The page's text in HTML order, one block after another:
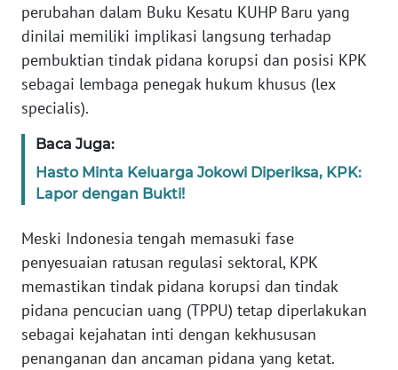
perubahan dalam Buku Kesatu KUHP Baru yang
dinilai memiliki implikasi langsung terhadap
pembuktian tindak pidana korupsi dan posisi KPK
sebagai lembaga penegak hukum khusus (lex
specialis).
Baca Juga:
Hasto Minta Keluarga Jokowi Diperiksa, KPK:
Lapor dengan Bukti!
Meski Indonesia tengah memasuki fase
penyesuaian ratusan regulasi sektoral, KPK
memastikan tindak pidana korupsi dan tindak
pidana pencucian uang (TPPU) tetap diperlakukan
sebagai kejahatan inti dengan kekhususan
penanganan dan ancaman pidana yang ketat.
WN
JAKARTA
JABAR
WN
WN
KEPRI
WN
PAPUA